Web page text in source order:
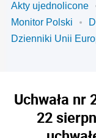
Akty ujednolicone
Monitor Polski
Dzienniki Unii
Uchwała nr
22